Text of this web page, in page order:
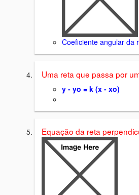
Coeficiente angular da
Uma reta que passa por
y - yo = k (x - xo)
Equação da reta